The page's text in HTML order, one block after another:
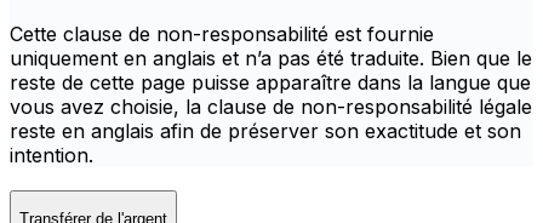
Cette clause de non-responsabilité est fournie
uniquement en anglais et n’a pas été traduite. Bien que le
reste de cette page puisse apparaître dans la langue que
vous avez choisie, la clause de non-responsabilité légale
reste en anglais afin de préserver son exactitude et son
intention.
Transférer de l'argent